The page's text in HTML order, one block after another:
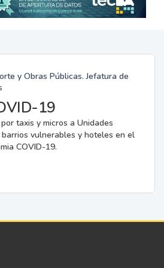
y Obras Públicas. Jefatura de
19
taxis y micros a Unidades
vulnerables y hoteles en el
COVID-19.